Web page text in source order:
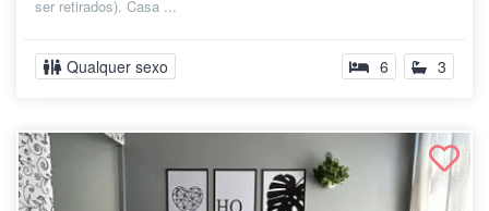
ser retirados). Casa ...
Qualquer sexo 6 3